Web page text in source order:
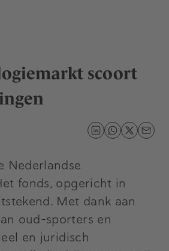
scoort
Nederlandse
fonds, opgericht in
Met dank aan
oud-sporters en
en juridisch